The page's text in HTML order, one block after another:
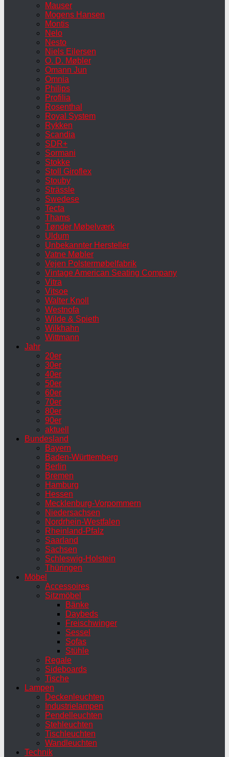
Mauser
Mogens Hansen
Montis
Nelo
Nesto
Niels Eilersen
O. D. Møbler
Omann Jun
Omnia
Philips
Profilia
Rosenthal
Royal System
Rykken
Scandia
SDR+
Sormani
Stokke
Stoll Giroflex
Stouby
Strässle
Swedese
Tecta
Thams
Tønder Møbelværk
Uldum
Unbekannter Hersteller
Vatne Møbler
Vejen Polstermøbelfabrik
Vintage American Seating Company
Vitra
Vitsoe
Walter Knoll
Westnofa
Wilde & Spieth
Wilkhahn
Wittmann
Jahr
20er
30er
40er
50er
60er
70er
80er
90er
aktuell
Bundesland
Bayern
Baden-Württemberg
Berlin
Bremen
Hamburg
Hessen
Mecklenburg-Vorpommern
Niedersachsen
Nordrhein-Westfalen
Rheinland-Pfalz
Saarland
Sachsen
Schleswig-Holstein
Thüringen
Möbel
Accessoires
Sitzmöbel
Bänke
Daybeds
Freischwinger
Sessel
Sofas
Stühle
Regale
Sideboards
Tische
Lampen
Deckenleuchten
Industrielampen
Pendelleuchten
Stehleuchten
Tischleuchten
Wandleuchten
Technik